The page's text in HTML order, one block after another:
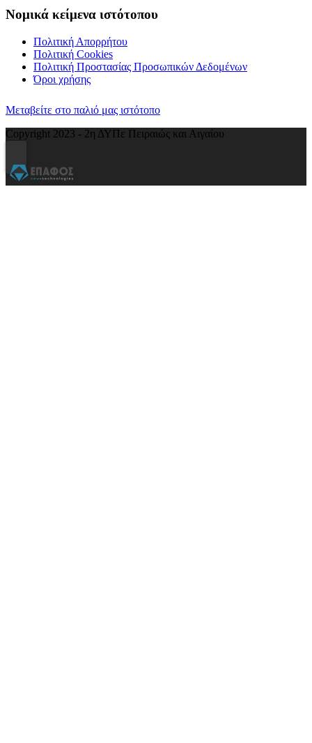
Νομικά κείμενα ιστότοπου
Πολιτική Απορρήτου
Πολιτική Cookies
Πολιτική Προστασίας Προσωπικών Δεδομένων
Όροι χρήσης
Μεταβείτε στο παλιό μας ιστότοπο
Copyright 2023 - 2η ΔΥΠε Πειραιώς και Αιγαίου